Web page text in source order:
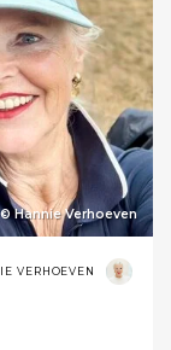
© Hannie Verhoeven
VERHOEVEN